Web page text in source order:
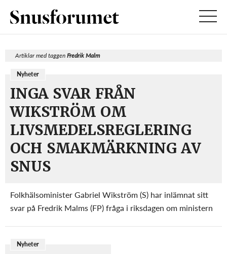
Artiklar med taggenFredrik Malm
Nyheter
INGA SVAR FRÅN
WIKSTRÖM OM
LIVSMEDELSREGLERING
OCH SMAKMÄRKNING AV
SNUS
Folkhälsominister Gabriel Wikström (S) har inlämnat sitt
svar på Fredrik Malms (FP) fråga i riksdagen om ministern
innehåll. I sitt svar till Malm svara...
Nyheter